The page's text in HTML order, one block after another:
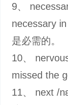
9、
necessary
是必需的。
10、
missed the
11、 next /